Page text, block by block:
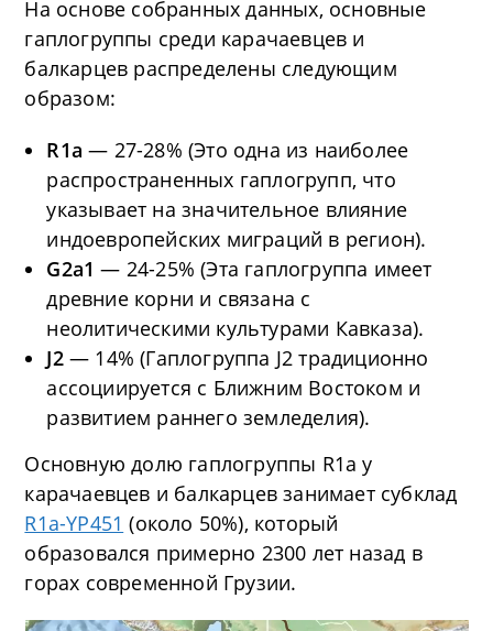
На основе собранных данных, основные
гаплогруппы среди карачаевцев и
балкарцев распределены следующим
образом:
R1a— 27-28% (Это одна из наиболее
распространенных гаплогрупп, что
указывает на значительное влияние
индоевропейских миграций в регион).
G2a1— 24-25% (Эта гаплогруппа имеет
древние корни и связана с
неолитическими культурами Кавказа).
J2— 14% (Гаплогруппа J2 традиционно
ассоциируется с Ближним Востоком и
развитием раннего земледелия).
Основную долю гаплогруппы R1a у
карачаевцев и балкарцев занимает субклад
R1a-YP451 (около 50%), который
образовался примерно 2300 лет назад в
горах современной Грузии.